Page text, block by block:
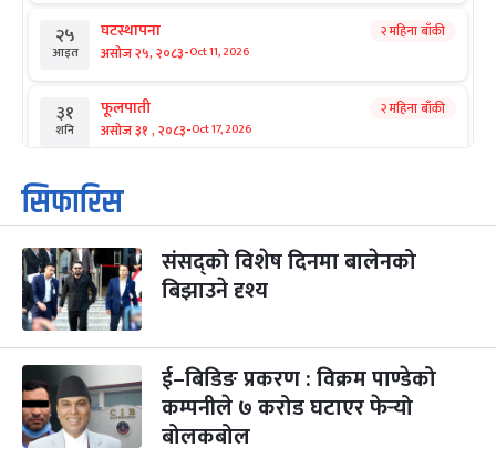
२५
आइत
घटस्थापना
असोज २५, २०८३-Oct 11, 2026
२ महिना बाँकी
३१
शनि
फूलपाती
असोज ३१ , २०८३-Oct 17, 2026
२ महिना बाँकी
१
आइत
कार्तिक सङ्क्रान्ति
कार्तिक १, २०८३
३
मंगल
महानवमी
कार्तिक ३, २०८३-Oct 20, 2026
२ महिना बाँकी
४
बुध कार्तिक ४, २०८३ -Oct 21, 2026
५
बिहि
पापा‌ङ्कुशा एकादशी व्रत
कार्तिक ५, २०८३-Oct 22, 2026
२ महिना बाँकी
सिफारिस
संसद्को विशेष दिनमा बालेनको
बिझाउने दृश्य
ई–बिडिङ प्रकरण : विक्रम पाण्डेको
कम्पनीले ७ करोड घटाएर फेर्‍यो
बोलकबोल